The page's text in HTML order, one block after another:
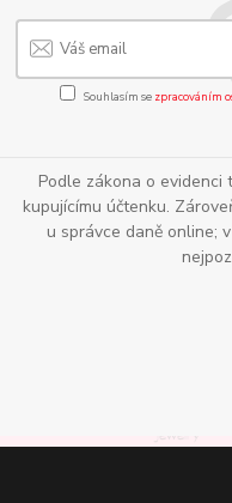
Souhlasím se zpracováním
Podle zákona o
kupujícímu účtenku.
u správce daně online;